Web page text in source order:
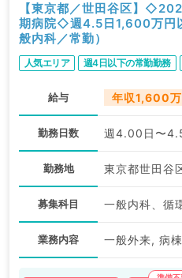
【東京都／世田谷区】
期病院◇週4.5日1,600万円
般内科／常勤）
人気エリア 週4日以下の常勤勤務
給与 年収1,600万
勤務日数 週4.00日〜
勤務地 東京都世田谷
募集科目
業務内容 一般外来, 病